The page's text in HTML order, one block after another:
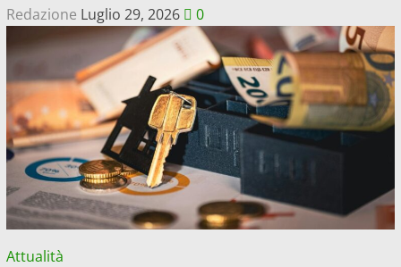
Redazione Luglio 29, 2026 0
Attualità